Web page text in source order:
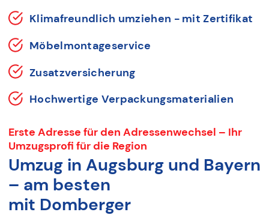
Klimafreundlich umziehen - mit Zertifikat
Möbelmontageservice
Zusatzversicherung
Hochwertige Verpackungsmaterialien
Erste Adresse für den Adressenwechsel – Ihr
Umzugsprofi für die Region
Umzug in Augsburg und Bayern
– am besten
mit Domberger